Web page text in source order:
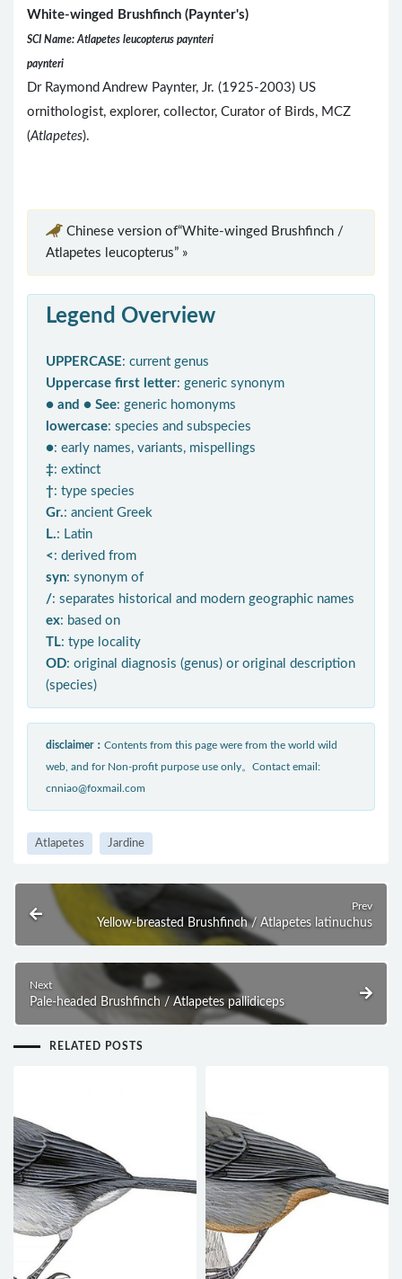
White-winged Brushfinch (Paynter's)
SCI Name: Atlapetes leucopterus paynteri
paynteri
Dr Raymond Andrew Paynter, Jr. (1925-2003) US
ornithologist, explorer, collector, Curator of Birds, MCZ
(Atlapetes).
Chinese version of“White-winged Brushfinch /
Atlapetes leucopterus” »
Legend Overview
UPPERCASE: current genus
Uppercase first letter: generic synonym
● and ● See: generic homonyms
lowercase: species and subspecies
●: early names, variants, mispellings
‡: extinct
†: type species
Gr.: ancient Greek
L.: Latin
< : derived from
syn: synonym of
/: separates historical and modern geographic names
ex: based on
TL: type locality
OD: original diagnosis (genus) or original description
(species)
disclaimer： Contents from this page were from the world wild
web, and for Non-profit purpose use only。Contact email:
cnniao@foxmail.com
Atlapetes Jardine
Prev
Yellow-breasted Brushfinch / Atlapetes latinuchus
Next
Pale-headed Brushfinch / Atlapetes pallidiceps
RELATED POSTS